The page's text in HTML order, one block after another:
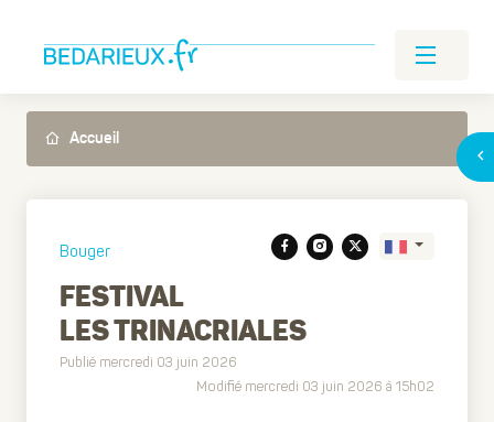
Accueil
Bouger
FESTIVAL
LES TRINACRIALES
Publié mercredi 03 juin 2026
Modifié mercredi 03 juin 2026 à 15h02